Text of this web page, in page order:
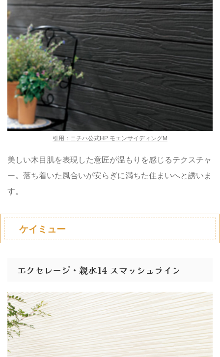
引用： ニチハ公式HP モエンサイディングM
美しい木目肌を表現した意匠が温もりを感じるテクスチャ
ー。落ち着いた風合いが安らぎに満ちた住まいへと誘いま
す。
ケイミュー
エクセレージ・親水14 スマッシュライン